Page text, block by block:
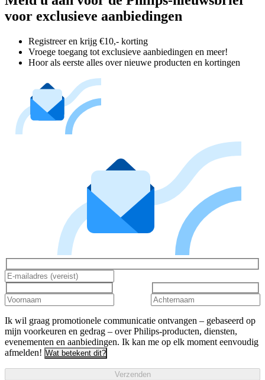
voor exclusieve aanbiedingen
Registreer en krijg €10,- korting
Vroege toegang tot exclusieve aanbiedingen en meer!
Hoor als eerste alles over nieuwe producten en kortingen
Ik wil graag promotionele communicatie ontvangen – gebaseerd op
mijn voorkeuren en gedrag – over Philips-producten, diensten,
evenementen en aanbiedingen. Ik kan me op elk moment eenvoudig
afmelden! Wat betekent dit?
Verzenden